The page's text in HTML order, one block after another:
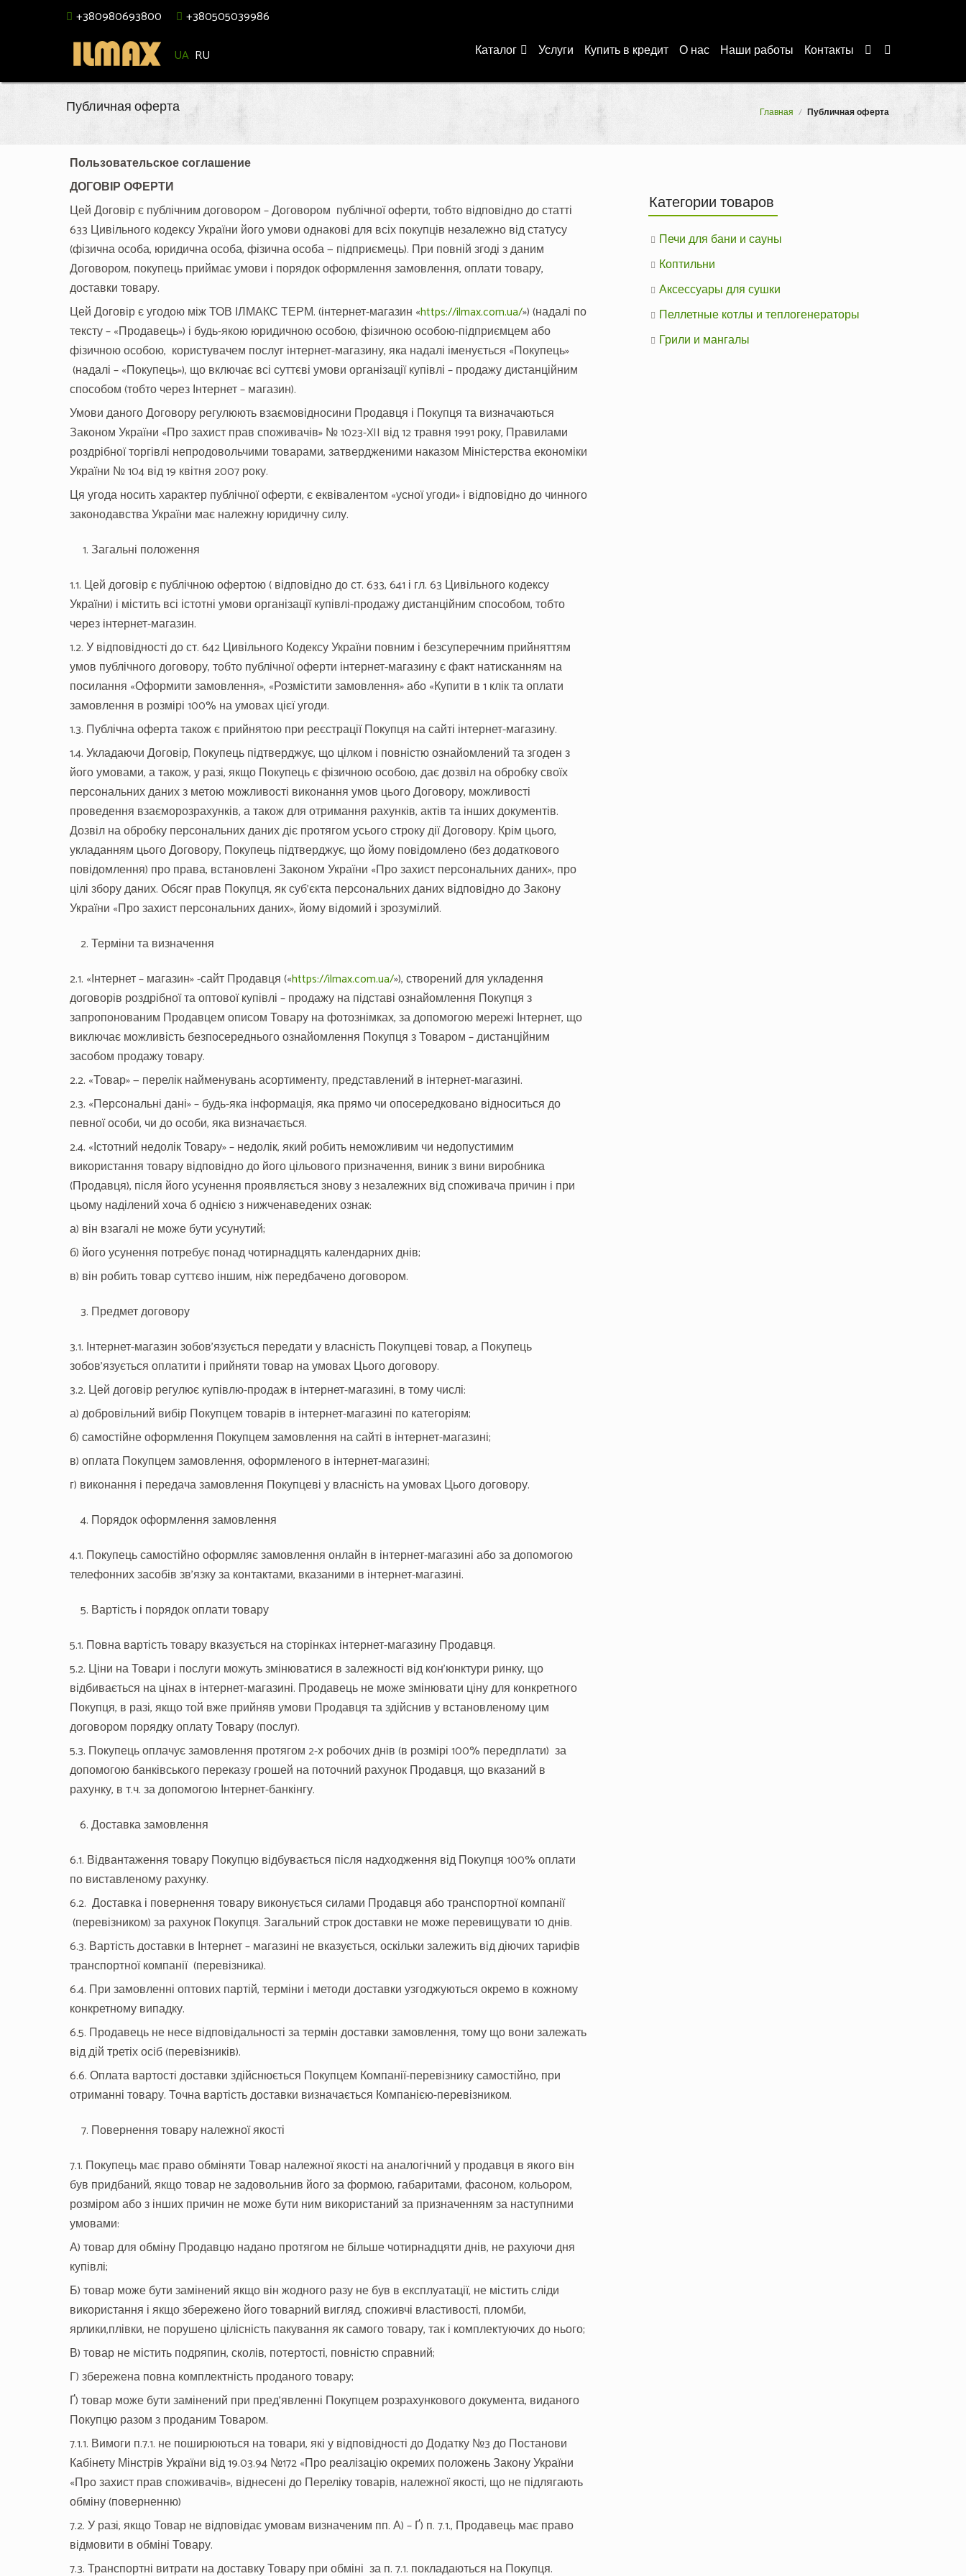
+380980693800
+380505039986
UA RU Каталог Услуги Купить в кредит О нас Наши работы Контакты
Главная / Публичная оферта
Публичная оферта
Пользовательское соглашение
ДОГОВІР ОФЕРТИ
Цей Договір є публічним договором – Договором публічної оферти, тобто відповідно до статті
633 Цивільного кодексу України його умови однакові для всіх покупців незалежно від статусу
(фізична особа, юридична особа, фізична особа — підприємець). При повній згоді з даним
Договором, покупець приймає умови і порядок оформлення замовлення, оплати товару,
доставки товару.
Цей Договір є угодою між ТОВ ІЛМАКС ТЕРМ. (інтернет-магазин «https://ilmax.com.ua/») (надалі по
тексту – «Продавець») і будь-якою юридичною особою, фізичною особою-підприємцем або
фізичною особою, користувачем послуг інтернет-магазину, яка надалі іменується «Покупець»
(надалі – «Покупець»), що включає всі суттєві умови організації купівлі – продажу дистанційним
способом (тобто через Інтернет – магазин).
Умови даного Договору регулюють взаємовідносини Продавця і Покупця та визначаються
Законом України «Про захист прав споживачів» № 1023-XII від 12 травня 1991 року, Правилами
роздрібної торгівлі непродовольчими товарами, затвердженими наказом Міністерства економіки
України № 104 від 19 квітня 2007 року.
Ця угода носить характер публічної оферти, є еквівалентом «усної угоди» і відповідно до чинного
законодавства України має належну юридичну силу.
Загальні положення
1.1. Цей договір є публічною офертою ( відповідно до ст. 633, 641 і гл. 63 Цивільного кодексу
України) і містить всі істотні умови організації купівлі-продажу дистанційним способом, тобто
через інтернет-магазин.
1.2. У відповідності до ст. 642 Цивільного Кодексу України повним і безсуперечним прийняттям
умов публічного договору, тобто публічної оферти інтернет-магазину є факт натисканням на
посилання «Оформити замовлення», «Розмістити замовлення» або «Купити в 1 клік та оплати
замовлення в розмірі 100% на умовах цієї угоди.
1.3. Публічна оферта також є прийнятою при реєстрації Покупця на сайті інтернет-магазину.
1.4. Укладаючи Договір, Покупець підтверджує, що цілком і повністю ознайомлений та згоден з
його умовами, а також, у разі, якщо Покупець є фізичною особою, дає дозвіл на обробку своїх
персональних даних з метою можливості виконання умов цього Договору, можливості
проведення взаєморозрахунків, а також для отримання рахунків, актів та інших документів.
Дозвіл на обробку персональних даних діє протягом усього строку дії Договору. Крім цього,
укладанням цього Договору, Покупець підтверджує, що йому повідомлено (без додаткового
повідомлення) про права, встановлені Законом України «Про захист персональних даних», про
цілі збору даних. Обсяг прав Покупця, як суб’єкта персональних даних відповідно до Закону
України «Про захист персональних даних», йому відомий і зрозумілий.
Терміни та визначення
2.1. «Інтернет – магазин» -сайт Продавця («https://ilmax.com.ua/»), створений для укладення
договорів роздрібної та оптової купівлі – продажу на підставі ознайомлення Покупця з
запропонованим Продавцем описом Товару на фотознімках, за допомогою мережі Інтернет, що
виключає можливість безпосереднього ознайомлення Покупця з Товаром – дистанційним
засобом продажу товару.
2.2. «Товар» — перелік найменувань асортименту, представлений в інтернет-магазині.
2.3. «Персональні дані» – будь-яка інформація, яка прямо чи опосередковано відноситься до
певної особи, чи до особи, яка визначається.
2.4. «Істотний недолік Товару» – недолік, який робить неможливим чи недопустимим
використання товару відповідно до його цільового призначення, виник з вини виробника
(Продавця), після його усунення проявляється знову з незалежних від споживача причин і при
цьому наділений хоча б однією з нижченаведених ознак:
а) він взагалі не може бути усунутий;
б) його усунення потребує понад чотирнадцять календарних днів;
в) він робить товар суттєво іншим, ніж передбачено договором.
Предмет договору
3.1. Інтернет-магазин зобов’язується передати у власність Покупцеві товар, а Покупець
зобов’язується оплатити і прийняти товар на умовах Цього договору.
3.2. Цей договір регулює купівлю-продаж в інтернет-магазині, в тому числі:
а) добровільний вибір Покупцем товарів в інтернет-магазині по категоріям;
б) самостійне оформлення Покупцем замовлення на сайті в інтернет-магазині;
в) оплата Покупцем замовлення, оформленого в інтернет-магазині;
г) виконання і передача замовлення Покупцеві у власність на умовах Цього договору.
Порядок оформлення замовлення
4.1. Покупець самостійно оформляє замовлення онлайн в інтернет-магазині або за допомогою
телефонних засобів зв’язку за контактами, вказаними в інтернет-магазині.
Вартість і порядок оплати товару
5.1. Повна вартість товару вказується на сторінках інтернет-магазину Продавця.
5.2. Ціни на Товари і послуги можуть змінюватися в залежності від кон’юнктури ринку, що
відбивається на цінах в інтернет-магазині. Продавець не може змінювати ціну для конкретного
Покупця, в разі, якщо той вже прийняв умови Продавця та здійснив у встановленому цим
договором порядку оплату Товару (послуг).
5.3. Покупець оплачує замовлення протягом 2-х робочих днів (в розмірі 100% передплати) за
допомогою банківського переказу грошей на поточний рахунок Продавця, що вказаний в
рахунку, в т.ч. за допомогою Інтернет-банкінгу.
Доставка замовлення
6.1. Відвантаження товару Покупцю відбувається після надходження від Покупця 100% оплати
по виставленому рахунку.
6.2. Доставка і повернення товару виконується силами Продавця або транспортної компанії
(перевізником) за рахунок Покупця. Загальний строк доставки не може перевищувати 10 днів.
6.3. Вартість доставки в Інтернет – магазині не вказується, оскільки залежить від діючих тарифів
транспортної компанії (перевізника).
6.4. При замовленні оптових партій, терміни і методи доставки узгоджуються окремо в кожному
конкретному випадку.
6.5. Продавець не несе відповідальності за термін доставки замовлення, тому що вони залежать
від дій третіх осіб (перевізників).
6.6. Оплата вартості доставки здійснюється Покупцем Компанії-перевізнику самостійно, при
отриманні товару. Точна вартість доставки визначається Компанією-перевізником.
Повернення товару належної якості
7.1. Покупець має право обміняти Товар належної якості на аналогічний у продавця в якого він
був придбаний, якщо товар не задовольнив його за формою, габаритами, фасоном, кольором,
розміром або з інших причин не може бути ним використаний за призначенням за наступними
умовами:
А) товар для обміну Продавцю надано протягом не більше чотирнадцяти днів, не рахуючи дня
купівлі;
Б) товар може бути замінений якщо він жодного разу не був в експлуатації, не містить сліди
використання і якщо збережено його товарний вигляд, споживчі властивості, пломби,
ярлики,плівки, не порушено цілісність пакування як самого товару, так і комплектуючих до нього;
В) товар не містить подряпин, сколів, потертості, повністю справний;
Г) збережена повна комплектність проданого товару;
Ґ) товар може бути замінений при пред’явленні Покупцем розрахункового документа, виданого
Покупцю разом з проданим Товаром.
7.1.1. Вимоги п.7.1. не поширюються на товари, які у відповідності до Додатку №3 до Постанови
Кабінету Мінстрів України від 19.03.94 №172 «Про реалізацію окремих положень Закону України
«Про захист прав споживачів», віднесені до Переліку товарів, належної якості, що не підлягають
обміну (поверненню)
7.2. У разі, якщо Товар не відповідає умовам визначеним пп. А) – Ґ) п. 7.1., Продавець має право
відмовити в обміні Товару.
7.3. Транспортні витрати на доставку Товару при обміні за п. 7.1. покладаються на Покупця.
Категории товаров
Печи для бани и сауны
Коптильни
Аксессуары для сушки
Пеллетные котлы и теплогенераторы
Грили и мангалы